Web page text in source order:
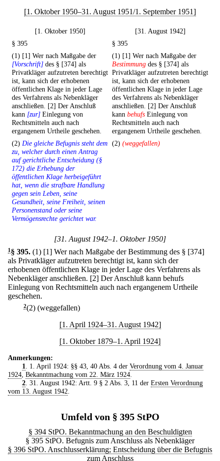
[1. Oktober 1950–31. August 1951/1. September 1951]
[1. Oktober 1950]
[31. August 1942]
§ 395
§ 395
(1) [1] Wer nach Maßgabe der
[Vorschrift] des § [374] als
Privatkläger aufzutreten berechtigt
ist, kann sich der erhobenen
öffentlichen Klage in jeder Lage
des Verfahrens als Nebenkläger
anschließen. [2] Der Anschluß
kann [zur] Einlegung von
Rechtsmitteln auch nach
ergangenem Urtheile geschehen.
(1) [1] Wer nach Maßgabe der
Bestimmung des § [374] als
Privatkläger aufzutreten berechtigt
ist, kann sich der erhobenen
öffentlichen Klage in jeder Lage
des Verfahrens als Nebenkläger
anschließen. [2] Der Anschluß
kann behufs Einlegung von
Rechtsmitteln auch nach
ergangenem Urtheile geschehen.
(2) Die gleiche Befugnis steht dem
zu, welcher durch einen Antrag
auf gerichtliche Entscheidung (§
172) die Erhebung der
öffentlichen Klage herbeigeführt
hat, wenn die strafbare Handlung
gegen sein Leben, seine
Gesundheit, seine Freiheit, seinen
Personenstand oder seine
Vermögensrechte gerichtet war.
(2) (weggefallen)
[31. August 1942–1. Oktober 1950]
1§ 395. (1) [1] Wer nach Maßgabe der Bestimmung des § [374]
als Privatkläger aufzutreten berechtigt ist, kann sich der
erhobenen öffentlichen Klage in jeder Lage des Verfahrens als
Nebenkläger anschließen. [2] Der Anschluß kann behufs
Einlegung von Rechtsmitteln auch nach ergangenem Urtheile
geschehen.
2(2) (weggefallen)
[1. April 1924–31. August 1942]
[1. Oktober 1879–1. April 1924]
Anmerkungen:
1
. 1. April 1924: §§ 43, 40 Abs. 4 der Verordnung vom 4. Januar
1924 Bekanntmachung vom 22. März 1924
2. 31. August 1942: Artt. 9 § 2 Abs. 3, 11 der Ersten Verordnung
vom 13. August 1942
Umfeld von § 395 StPO
§ 394 StPO. Bekanntmachung an den Beschuldigten
§ 395 StPO. Befugnis zum Anschluss als Nebenkläger
§ 396 StPO. Anschlusserklärung; Entscheidung über die Befugnis
zum Anschluss